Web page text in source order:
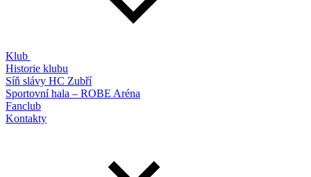
Klub
Historie klubu
Síň slávy HC Zubří
Sportovní hala – ROBE Aréna
Fanclub
Kontakty